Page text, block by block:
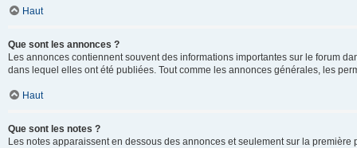
Haut
Que sont les annonces ?
Les annonces contiennent souvent des informations importantes sur le forum
dans lequel elles ont été publiées. Tout comme les annonces générales, les
Haut
Que sont les notes ?
Les notes apparaissent en dessous des annonces et seulement sur la